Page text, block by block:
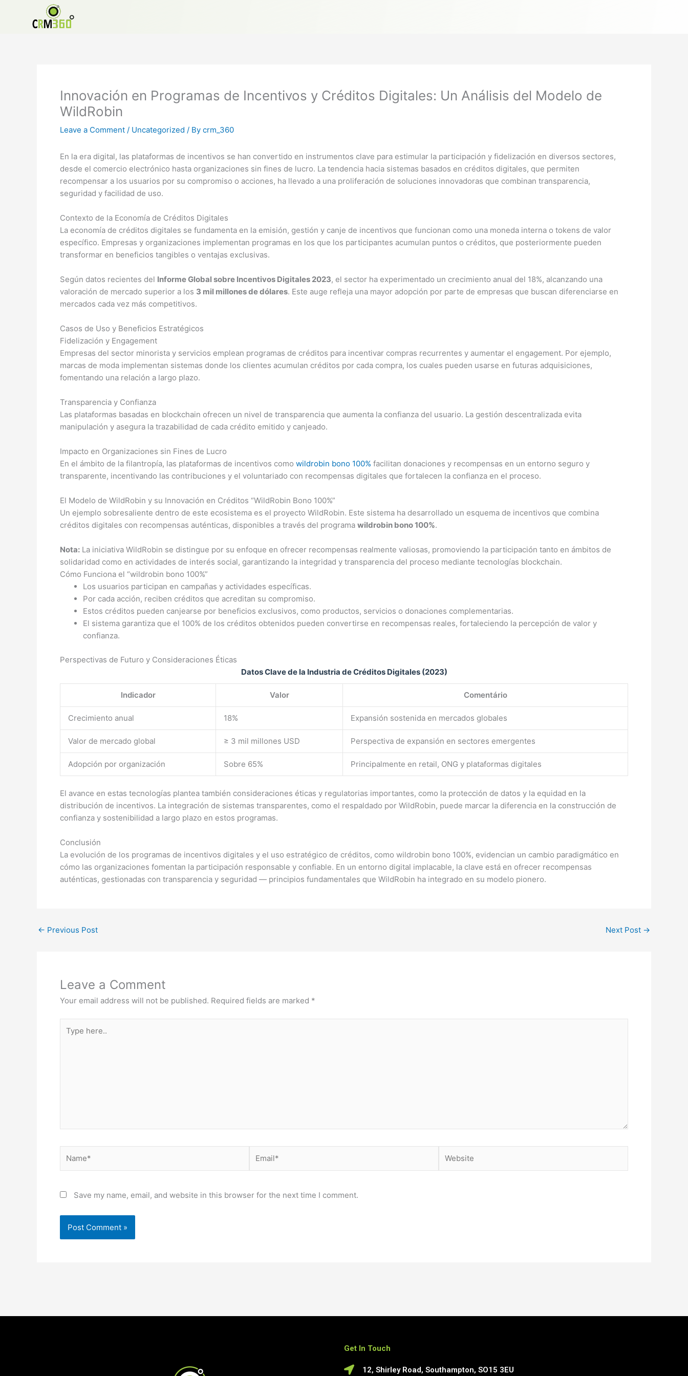
Innovación en Programas de Incentivos y Créditos Digitales: Un Análisis del Modelo de
WildRobin
Leave a Comment / Uncategorized / By crm_360
En la era digital, las plataformas de incentivos se han convertido en instrumentos clave para estimular la participación y fidelización en diversos sectores,
desde el comercio electrónico hasta organizaciones sin fines de lucro. La tendencia hacia sistemas basados en créditos digitales, que permiten
recompensar a los usuarios por su compromiso o acciones, ha llevado a una proliferación de soluciones innovadoras que combinan transparencia,
seguridad y facilidad de uso.
Contexto de la Economía de Créditos Digitales
La economía de créditos digitales se fundamenta en la emisión, gestión y canje de incentivos que funcionan como una moneda interna o tokens de valor
específico. Empresas y organizaciones implementan programas en los que los participantes acumulan puntos o créditos, que posteriormente pueden
transformar en beneficios tangibles o ventajas exclusivas.
Según datos recientes del Informe Global sobre Incentivos Digitales 2023, el sector ha experimentado un crecimiento anual del 18%, alcanzando una
valoración de mercado superior a los 3 mil millones de dólares. Este auge refleja una mayor adopción por parte de empresas que buscan diferenciarse en
mercados cada vez más competitivos.
Casos de Uso y Beneficios Estratégicos
Fidelización y Engagement
Empresas del sector minorista y servicios emplean programas de créditos para incentivar compras recurrentes y aumentar el engagement. Por ejemplo,
marcas de moda implementan sistemas donde los clientes acumulan créditos por cada compra, los cuales pueden usarse en futuras adquisiciones,
fomentando una relación a largo plazo.
Transparencia y Confianza
Las plataformas basadas en blockchain ofrecen un nivel de transparencia que aumenta la confianza del usuario. La gestión descentralizada evita
manipulación y asegura la trazabilidad de cada crédito emitido y canjeado.
Impacto en Organizaciones sin Fines de Lucro
En el ámbito de la filantropía, las plataformas de incentivos como wildrobin bono 100% facilitan donaciones y recompensas en un entorno seguro y
transparente, incentivando las contribuciones y el voluntariado con recompensas digitales que fortalecen la confianza en el proceso.
El Modelo de WildRobin y su Innovación en Créditos “WildRobin Bono 100%”
Un ejemplo sobresaliente dentro de este ecosistema es el proyecto WildRobin. Este sistema ha desarrollado un esquema de incentivos que combina
créditos digitales con recompensas auténticas, disponibles a través del programa wildrobin bono 100%.
Nota: La iniciativa WildRobin se distingue por su enfoque en ofrecer recompensas realmente valiosas, promoviendo la participación tanto en ámbitos de
solidaridad como en actividades de interés social, garantizando la integridad y transparencia del proceso mediante tecnologías blockchain.
Cómo Funciona el “wildrobin bono 100%”
Los usuarios participan en campañas y actividades específicas.
Por cada acción, reciben créditos que acreditan su compromiso.
Estos créditos pueden canjearse por beneficios exclusivos, como productos, servicios o donaciones complementarias.
El sistema garantiza que el 100% de los créditos obtenidos pueden convertirse en recompensas reales, fortaleciendo la percepción de valor y
confianza.
Perspectivas de Futuro y Consideraciones Éticas
Datos Clave de la Industria de Créditos Digitales (2023)
Indicador Valor Comentário
Crecimiento anual 18% Expansión sostenida en mercados globales
Valor de mercado global ≥ 3 mil millones USD Perspectiva de expansión en sectores emergentes
Adopción por organización Sobre 65% Principalmente en retail, ONG y plataformas digitales
El avance en estas tecnologías plantea también consideraciones éticas y regulatorias importantes, como la protección de datos y la equidad en la
distribución de incentivos. La integración de sistemas transparentes, como el respaldado por WildRobin, puede marcar la diferencia en la construcción de
confianza y sostenibilidad a largo plazo en estos programas.
Conclusión
La evolución de los programas de incentivos digitales y el uso estratégico de créditos, como wildrobin bono 100%, evidencian un cambio paradigmático en
cómo las organizaciones fomentan la participación responsable y confiable. En un entorno digital implacable, la clave está en ofrecer recompensas
auténticas, gestionadas con transparencia y seguridad — principios fundamentales que WildRobin ha integrado en su modelo pionero.
← Previous Post Next Post →
Leave a Comment
Your email address will not be published. Required fields are marked *
here..
Save my name, email, and website in this browser for the next time I comment.
Get In Touch
12, Shirley Road, Southampton, SO15 3EU